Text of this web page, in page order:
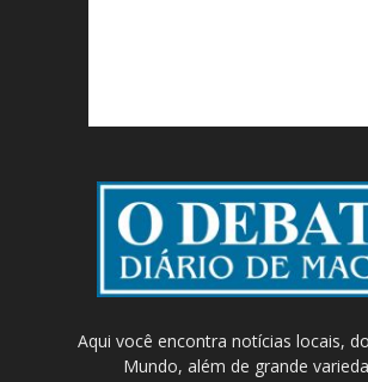
Aqui você encontra notícias locais,
Mundo, além de grande